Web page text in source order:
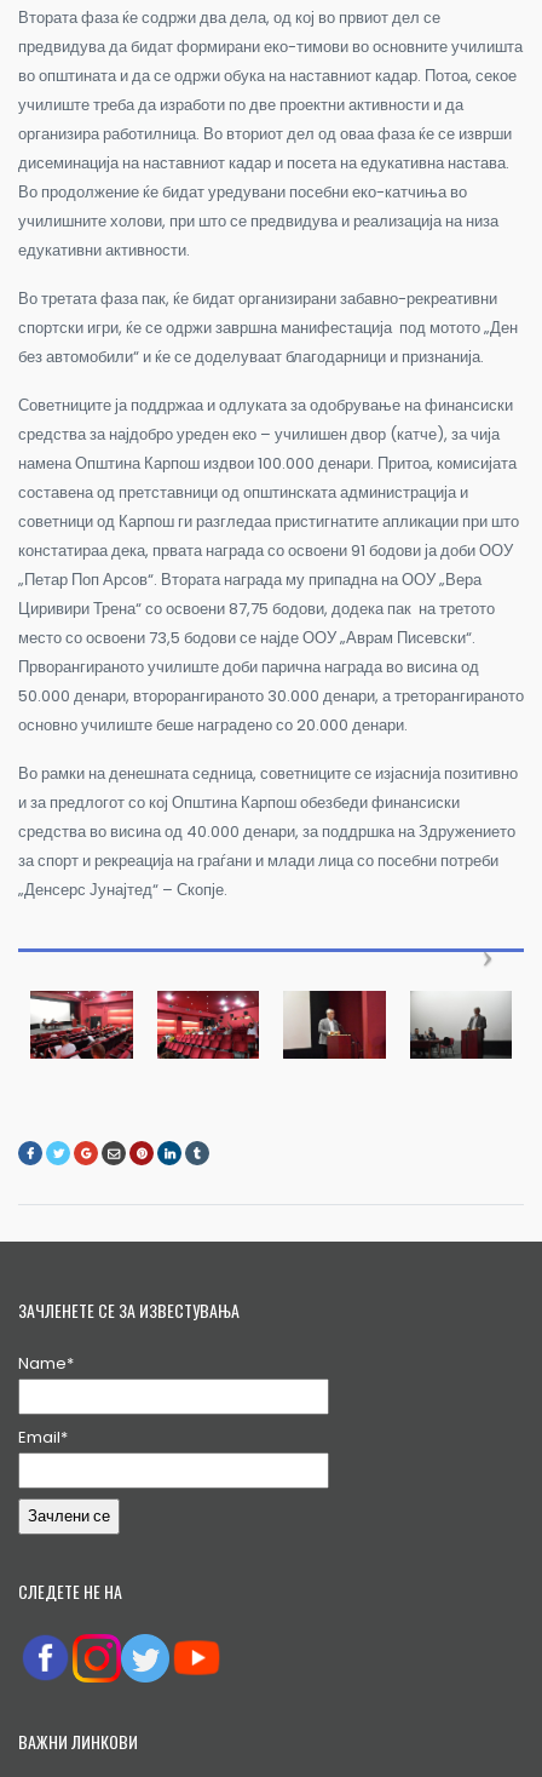
Втората фаза ќе содржи два дела, од кој во првиот дел се
предвидува да бидат формирани еко-тимови во основните училишта
во општината и да се одржи обука на наставниот кадар. Потоа, секое
училиште треба да изработи по две проектни активности и да
организира работилница. Во вториот дел од оваа фаза ќе се изврши
дисеминација на наставниот кадар и посета на едукативна настава.
Во продолжение ќе бидат уредувани посебни еко-катчиња во
училишните холови, при што се предвидува и реализација на низа
едукативни активности.
Во третата фаза пак, ќе бидат организирани забавно-рекреативни
спортски игри, ќе се одржи завршна манифестација под мотото „Ден
без автомобили“ и ќе се доделуваат благодарници и признанија.
Советниците ја поддржаа и одлуката за одобрување на финансиски
средства за најдобро уреден еко – училишен двор (катче), за чија
намена Општина Карпош издвои 100.000 денари. Притоа, комисијата
составена од претставници од општинската администрација и
советници од Карпош ги разгледаа пристигнатите апликации при што
констатираа дека, првата награда со освоени 91 бодови ја доби ООУ
„Петар Поп Арсов“. Втората награда му припадна на ООУ „Вера
Циривири Трена“ со освоени 87,75 бодови, додека пак на третото
место со освоени 73,5 бодови се најде ООУ „Аврам Писевски“.
Прворангираното училиште доби парична награда во висина од
50.000 денари, второрангираното 30.000 денари, а треторангираното
основно училиште беше наградено со 20.000 денари.
Во рамки на денешната седница, советниците се изјаснија позитивно
и за предлогот со кој Општина Карпош обезбеди финансиски
средства во висина од 40.000 денари, за поддршка на Здружението
за спорт и рекреација на граѓани и млади лица со посебни потреби
„Денсерс Јунајтед“ – Скопје.
ЗАЧЛЕНЕТЕ СЕ ЗА ИЗВЕСТУВАЊА
Name*
Email*
СЛЕДЕТЕ НЕ НА
ВАЖНИ ЛИНКОВИ